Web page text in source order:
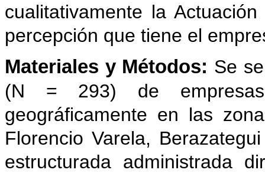
cualitativamente la
percepción que tiene el
Materiales y Métodos: Se
(N = 293) de
geográficamente en las
Florencio Varela,
estructurada administrada